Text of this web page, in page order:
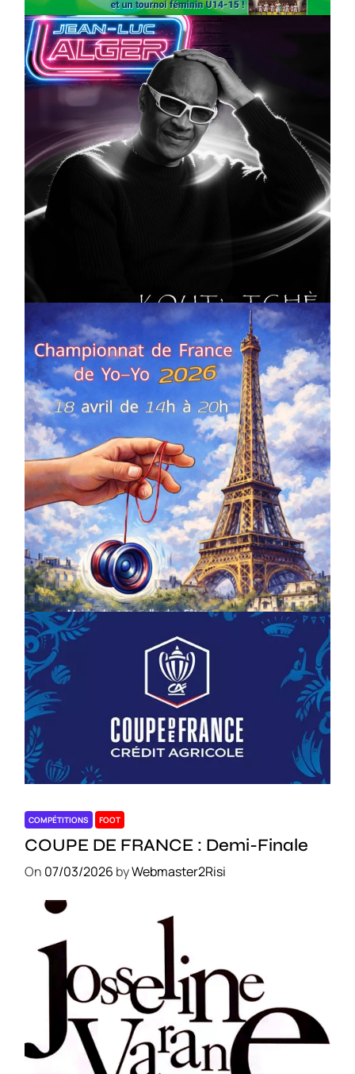
CULTURE
Artiste W2R : Jean Luc ALGER
On
COMPÉTITIONS CULTURE EN FAMILLE JEUNESSE & SPORTS
Championnat de France de la FYYA
le 18 avril – Paris 14e
On18/03/2026byWebmaster2Risi
COMPÉTITIONS FOOT
COUPE DE FRANCE : Demi-Finale
On 07/03/2026 byWebmaster2Risi